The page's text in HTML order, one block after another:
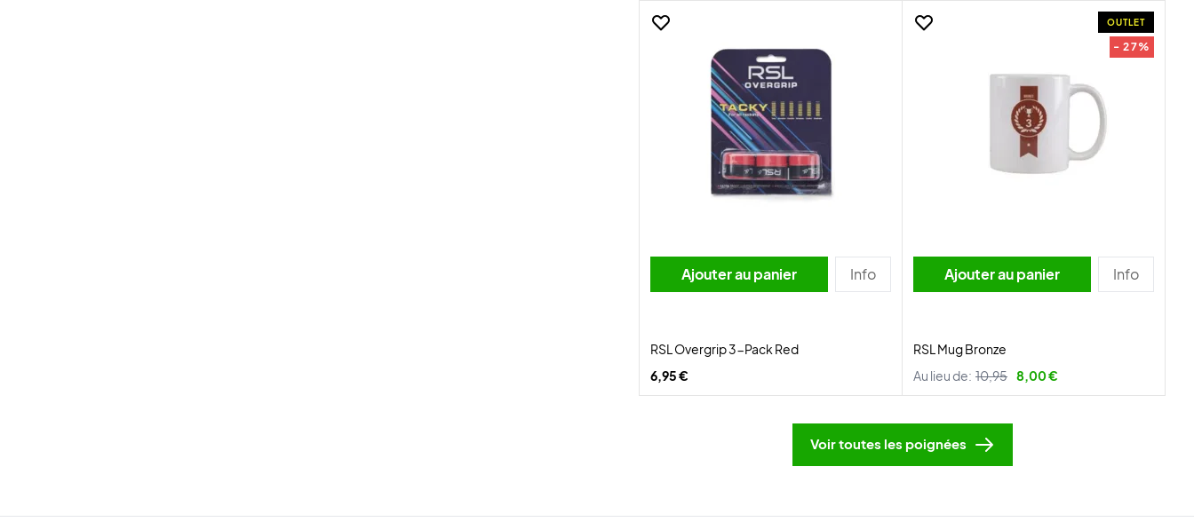
Ajouter au panier Info
RSL Overgrip 3-Pack Red
6,95 €
OUTLET
- 27%
Ajouter au panier Info
RSL Mug Bronze
Au lieu de: 10,95 8,00 €
Voir toutes les poignées